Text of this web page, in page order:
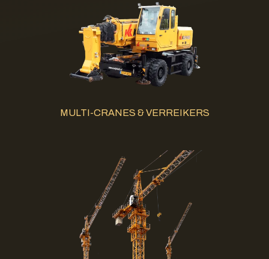
MULTI-CRANES & VERREIKERS